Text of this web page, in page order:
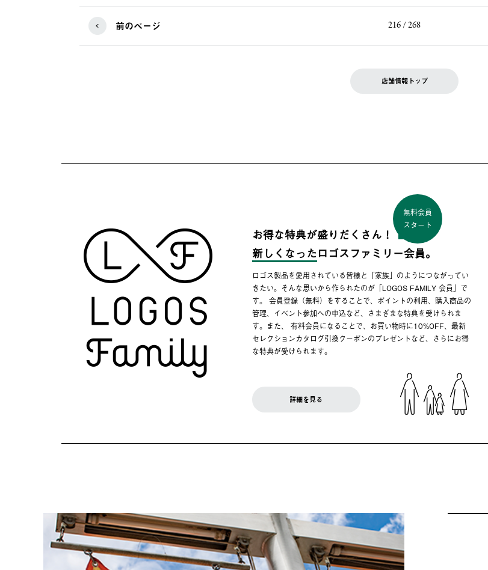
前のページ 216 / 268
店舗情報トップ
お得な特典が盛りだくさん！
無料会員
スタート
新しくなったロゴスファミリー会員。
ロゴス製品を愛用されている皆様と「家族」のようにつながってい
きたい。そんな思いから作られたのが「LOGOS FAMILY 会員」で
す。 会員登録（無料）をすることで、ポイントの利用、購入商品の
管理、イベント参加への申込など、さまざまな特典を受けられま
す。また、 有料会員になることで、お買い物時に10%OFF、最新
セレクションカタログ引換クーポンのプレゼントなど、さらにお得
な特典が受けられます。
詳細を見る